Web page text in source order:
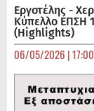
Εργοτέλης -
Κύπελλο ΕΠΣΗ
(Highlights)
06/05/2026 | 17:00